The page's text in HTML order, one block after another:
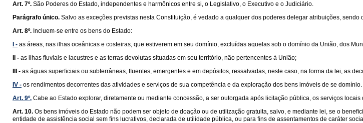
Art. 7º. São Poderes do Estado, independentes e harmônicos entre si, o Legislativo, o Executivo e o Judiciário.
Parágrafo único. Salvo as exceções previstas nesta Constituição, é vedado a qualquer dos poderes delegar atribuições,
Art. 8º. Incluem-se entre os bens do Estado:
I - as áreas, nas ilhas oceânicas e costeiras, que estiverem em seu domínio, excluídas aquelas sob o domínio da União, dos
II - as ilhas ﬂuviais e lacustres e as terras devolutas situadas em seu território, não pertencentes à União;
III - as águas superﬁciais ou subterrâneas, ﬂuentes, emergentes e em depósitos, ressalvadas, neste caso, na forma da lei, as
IV - os rendimentos decorrentes das atividades e serviços de sua competência e da exploração dos bens imóveis de se domínio.
Art. 9º. Cabe ao Estado explorar, diretamente ou mediante concessão, a ser outorgada após licitação pública, os serviços
Art. 10. Os bens imóveis do Estado não podem ser objeto de doação ou de utilização gratuita, salvo, e mediante lei, se o
entidade de assistência social sem ﬁns lucrativos, declarada de utilidade pública, ou para ﬁns de assentamentos de caráter